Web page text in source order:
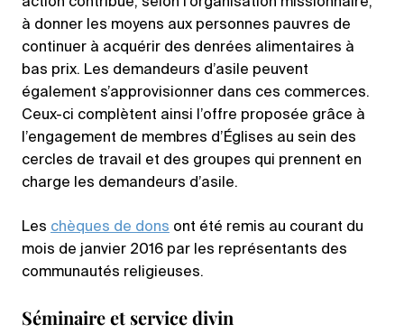
action contribue, selon l’organisation missionnaire,
à donner les moyens aux personnes pauvres de
continuer à acquérir des denrées alimentaires à
bas prix. Les demandeurs d’asile peuvent
également s’approvisionner dans ces commerces.
Ceux-ci complètent ainsi l’offre proposée grâce à
l’engagement de membres d’Églises au sein des
cercles de travail et des groupes qui prennent en
charge les demandeurs d’asile.
Les chèques de dons ont été remis au courant du
mois de janvier 2016 par les représentants des
communautés religieuses.
Séminaire et service divin